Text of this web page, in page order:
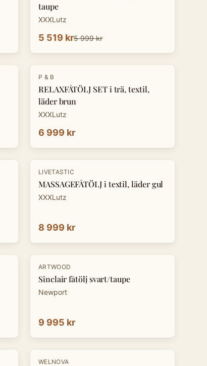
taupe
XXXLutz
5 519 kr5 999 kr
P & B
RELAXFÅTÖLJ SET i trä, textil,
läder brun
XXXLutz
6 999 kr
LIVETASTIC
MASSAGEFÅTÖLJ i textil, läder gul
XXXLutz
8 999 kr
ARTWOOD
Sinclair fåtölj svart/taupe
Newport
9 995 kr
-30 %
WELNOVA